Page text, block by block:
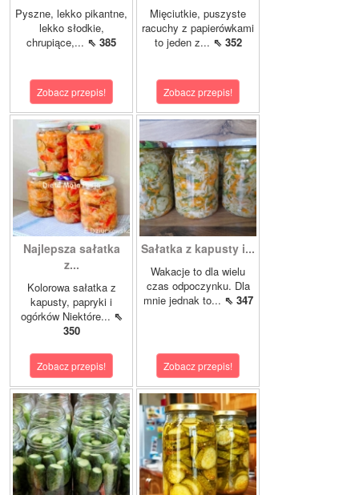
Pyszne, lekko pikantne,
lekko słodkie,
chrupiące,... ⇖ 385
Zobacz przepis!
Mięciutkie, puszyste
racuchy z papierówkami
to jeden z... ⇖ 352
Zobacz przepis!
Najlepsza sałatka
z...
Kolorowa sałatka z
kapusty, papryki i
ogórków Niektóre... ⇖
350
Zobacz przepis!
Sałatka z kapusty i...
Wakacje to dla wielu
czas odpoczynku. Dla
mnie jednak to... ⇖ 347
Zobacz przepis!